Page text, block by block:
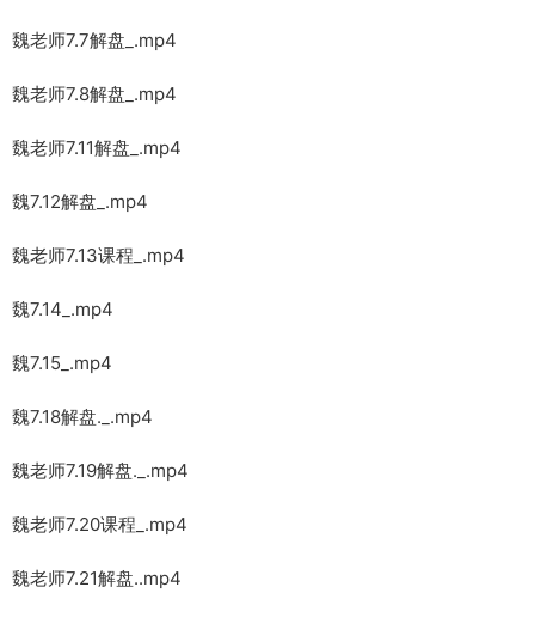
魏老师7.7解盘_.mp4
魏老师7.8解盘_.mp4
魏老师7.11解盘_.mp4
魏7.12解盘_.mp4
魏老师7.13课程_.mp4
魏7.14_.mp4
魏7.15_.mp4
魏7.18解盘._.mp4
魏老师7.19解盘._.mp4
魏老师7.20课程_.mp4
魏老师7.21解盘..mp4